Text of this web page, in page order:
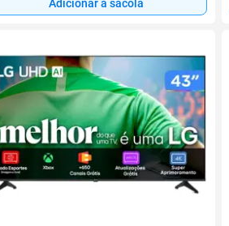
Adicionar à sacola